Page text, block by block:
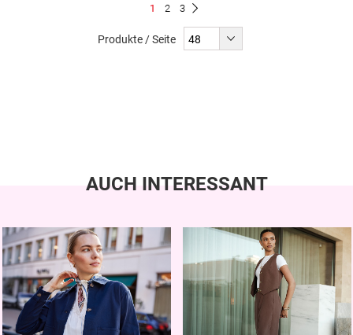
Du
1 Seite
2 Seite
3
Produkte / Seite
AUCH INTERESSANT